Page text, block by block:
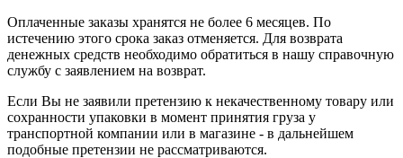
Оплаченные заказы хранятся не более 6 месяцев. По
истечению этого срока заказ отменяется. Для возврата
денежных средств необходимо обратиться в нашу справочную
службу с заявлением на возврат.
Если Вы не заявили претензию к некачественному товару или
сохранности упаковки в момент принятия груза у
транспортной компании или в магазине - в дальнейшем
подобные претензии не рассматриваются.